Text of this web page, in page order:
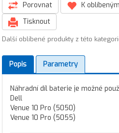
Porovnat K oblíbeným
Tisknout
Další oblíbené produkty z této
Popis Parametry
Náhradní díl baterie je možné
Dell
Venue 10 Pro (5050)
Venue 10 Pro (5055)